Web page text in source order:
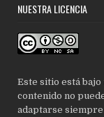
NUESTRA LICENCIA
Este sitio está bajo
contenido no
adaptarse